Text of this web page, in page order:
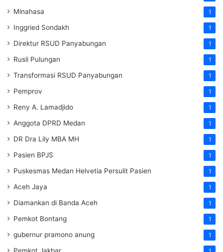
Minahasa 1
Inggried Sondakh 1
Direktur RSUD Panyabungan 1
Rusli Pulungan 1
Transformasi RSUD Panyabungan 1
Pemprov 1
Reny A. Lamadjido 1
Anggota DPRD Medan 1
DR Dra Lily MBA MH 1
Pasien BPJS 1
Puskesmas Medan Helvetia Persulit Pasien 1
Aceh Jaya 1
Diamankan di Banda Aceh 1
Pemkot Bontang 1
gubernur pramono anung 1